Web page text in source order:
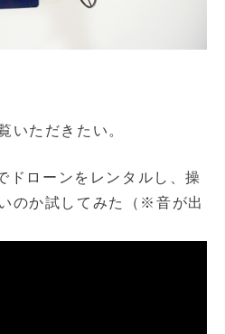
いただきたい。
ローンをレンタルし、操
のか試してみた（※音が出